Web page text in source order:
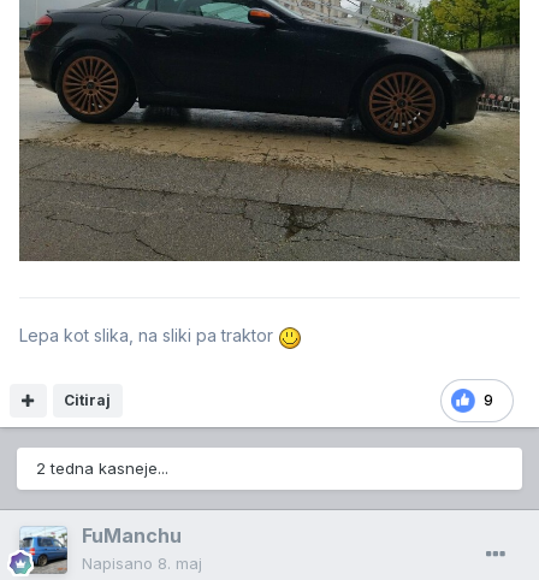
9
Citiraj
Lepa kot slika, na sliki pa traktor
2 tedna kasneje...
FuManchu
Napisano 8. maj